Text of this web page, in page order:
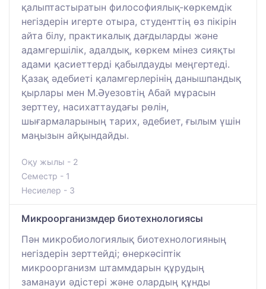
қалыптастыратын философиялық-көркемдік
негіздерін игерте отыра, студенттің өз пікірін
айта білу, практикалық дағдыларды және
адамгершілік, адалдық, көркем мінез сияқты
адами қасиеттерді қабылдауды меңгертеді.
Қазақ әдебиеті қаламгерлерінің данышпандық
қырлары мен М.Әуезовтің Абай мұрасын
зерттеу, насихаттаудағы рөлін,
шығармаларының тарих, әдебиет, ғылым үшін
маңызын айқындайды.
Оқу жылы - 2
Семестр - 1
Несиелер - 3
Микроорганизмдер биотехнологиясы
Пән микробиологиялық биотехнологияның
негіздерін зерттейді; өнеркәсіптік
микроорганизм штаммдарын құрудың
заманауи әдістері және олардың құнды